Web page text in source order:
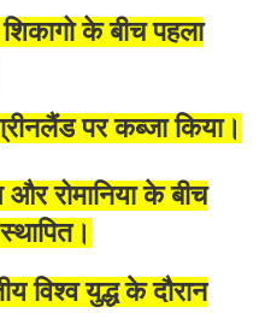
के बीच पहला
पर कब्जा किया।
रोमानिया के बीच
विश्व युद्ध के दौरान